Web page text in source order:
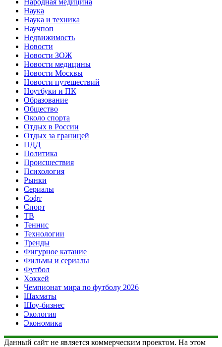
Наука
Наука и техника
Научпоп
Недвижимость
Новости
Новости ЗОЖ
Новости медицины
Новости Москвы
Новости путешествий
Ноутбуки и ПК
Образование
Общество
Около спорта
Отдых в России
Отдых за границей
ПДД
Политика
Происшествия
Психология
Рынки
Сериалы
Софт
Спорт
ТВ
Теннис
Технологии
Тренды
Фигурное катание
Фильмы и сериалы
Футбол
Хоккей
Чемпионат мира по футболу 2026
Шахматы
Шоу-бизнес
Экология
Экономика
Данный сайт не является коммерческим проектом. На этом